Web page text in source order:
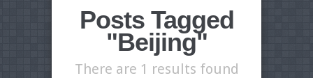
Posts Tagged
"Beijing"
There are 1 results found